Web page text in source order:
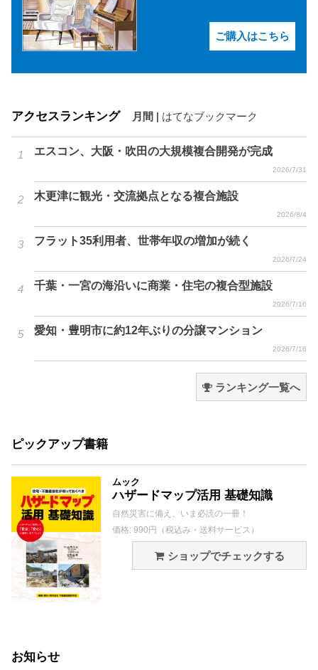
ご購入はこちら
アクセスランキング 月間 はてなブックマーク
エスコン、大阪・吹田の大規模複合開発が完成
2026/7/31
木更津に観光・交流拠点となる複合施設
2026/8/4
フラット35利用者、世帯年収の増加が続く
2026/7/24
千葉・一宮の海沿いに商業・住宅の複合型施設
2026/7/16
愛知・豊明市に約12年ぶりの分譲マンション
2026/7/16
ランキング一覧へ
ピックアップ書籍
ムック
ハザードマップ活用 基礎知識
自然災害に備え、いま必読の一冊！
価格: 990円（税込み・送料サービス）
ショップでチェックする
お知らせ